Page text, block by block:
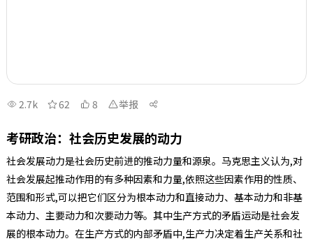
2.7k 62 8 举报
考研政治：社会历史发展的动力
社会发展动力是社会历史前进的推动力量和源泉。马克思主义认为,对
社会发展起推动作用的有多种因素和力量,依照这些因素作用的性质、
范围和形式,可以把它们区分为根本动力和直接动力、基本动力和非基
本动力、主要动力和次要动力等。其中生产方式的矛盾运动是社会发
展的根本动力。在生产方式的内部矛盾中,生产力决定着生产关系和社